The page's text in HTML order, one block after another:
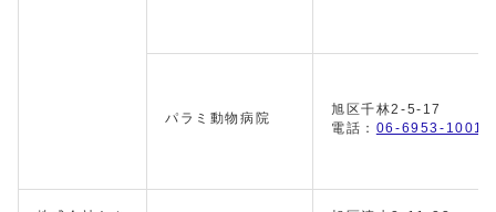
パラミ動物病院
旭区千林2-5-17
電話： 06-6953-1001